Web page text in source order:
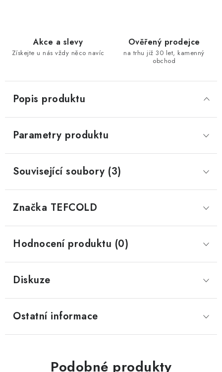
Akce a slevy
Získejte u nás vždy něco navíc
Ověřený prodejce
na trhu již 30 let, kamenný
obchod
Popis produktu
Parametry produktu
Související soubory (3)
Značka TEFCOLD
Hodnocení produktu (0)
Diskuze
Ostatní informace
Podobné produkty